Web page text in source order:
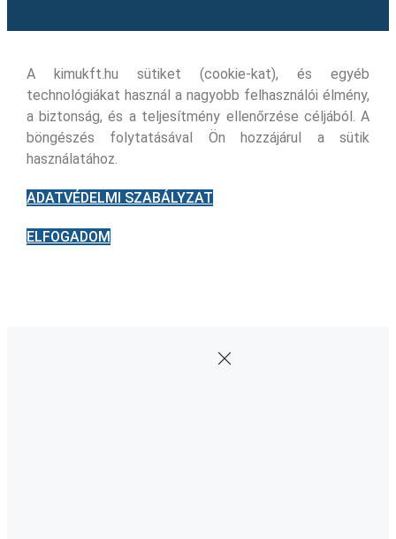
A kimukft.hu sütiket (cookie-kat), és egyéb
technológiákat használ a nagyobb felhasználói élmény,
a biztonság, és a teljesítmény ellenőrzése céljából. A
böngészés folytatásával Ön hozzájárul a sütik
használatához.
ADATVÉDELMI SZABÁLYZAT
ELFOGADOM